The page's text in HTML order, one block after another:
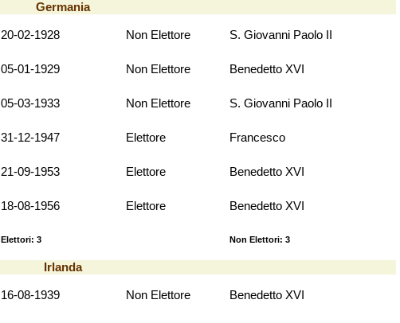
Germania
20-02-1928 Non Elettore S. Giovanni Paolo II
05-01-1929 Non Elettore Benedetto XVI
05-03-1933 Non Elettore S. Giovanni Paolo II
31-12-1947 Elettore Francesco
21-09-1953 Elettore Benedetto XVI
18-08-1956 Elettore Benedetto XVI
Elettori: 3 Non Elettori: 3
Irlanda
16-08-1939 Non Elettore Benedetto XVI